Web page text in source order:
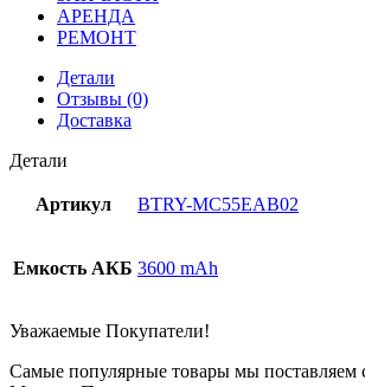
АРЕНДА
РЕМОНТ
Детали
Отзывы (0)
Доставка
Детали
Артикул BTRY-MC55EAB02
Емкость АКБ 3600 mAh
Уважаемые Покупатели!
Самые популярные товары мы поставляем